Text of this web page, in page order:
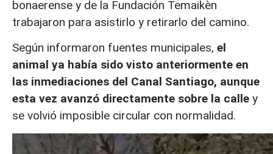
bonaerense y de la Fundación Temaikèn
trabajaron para asistirlo y retirarlo del camino.
Según informaron fuentes municipales, el
animal ya había sido visto anteriormente en
las inmediaciones del Canal Santiago, aunque
esta vez avanzó directamente sobre la calle y
se volvió imposible circular con normalidad.